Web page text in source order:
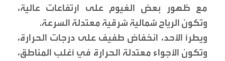
مع ظهور بعض الغيوم على ارتفاعات عالية،
وتكون الرياح شمالية شرقية معتدلة السرعة.
ويطرأ الأحد، انخفاض طفيف على درجات الحرارة،
وتكون الأجواء معتدلة الحرارة في أغلب المناطق،